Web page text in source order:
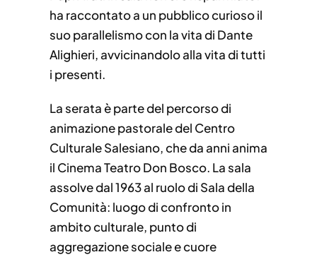
ha raccontato a un pubblico curioso il
suo parallelismo con la vita di Dante
Alighieri, avvicinandolo alla vita di tutti
i presenti.
La serata è parte del percorso di
animazione pastorale del Centro
Culturale Salesiano, che da anni anima
il Cinema Teatro Don Bosco. La sala
assolve dal 1963 al ruolo di Sala della
Comunità: luogo di confronto in
ambito culturale, punto di
aggregazione sociale e cuore